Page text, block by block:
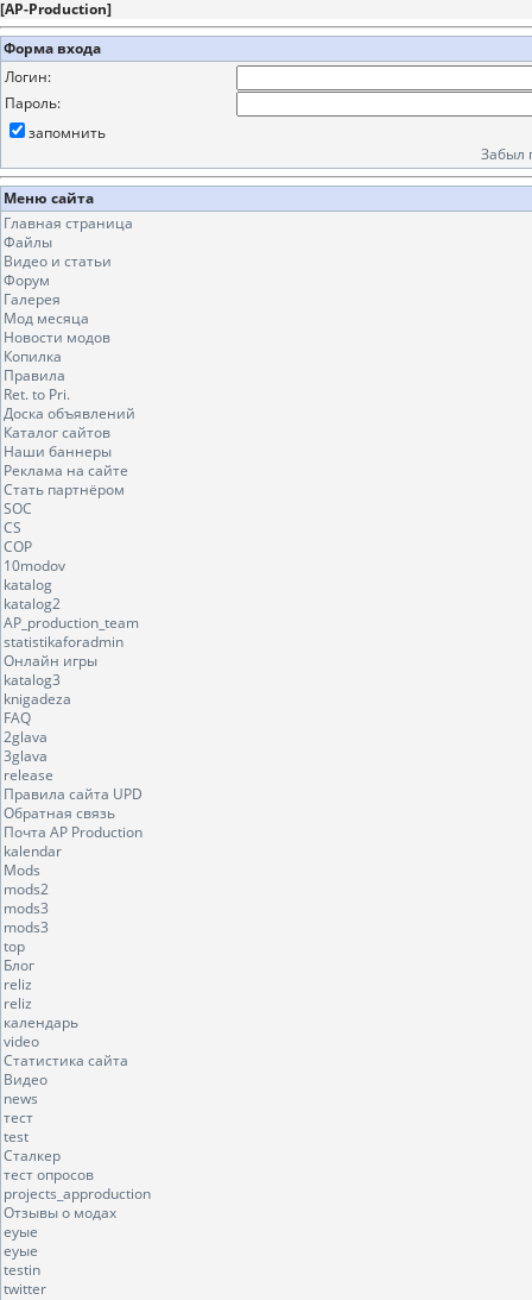
[AP-Production]
Форма входа
Логин:
Пароль:
запомнить
Забыл
Меню сайта
Главная страница
Файлы
Видео и статьи
Форум
Галерея
Мод месяца
Новости модов
Копилка
Правила
Ret. to Pri.
Доска объявлений
Каталог сайтов
Наши баннеры
Реклама на сайте
Стать партнёром
SOC
CS
COP
10modov
katalog
katalog2
AP_production_team
statistikaforadmin
Онлайн игры
katalog3
knigadeza
FAQ
2glava
3glava
release
Правила сайта UPD
Обратная связь
Почта AP Production
kalendar
Mods
mods2
mods3
mods3
top
Блог
reliz
reliz
календарь
video
Статистика сайта
Видео
news
тест
test
Сталкер
тест опросов
projects_approduction
Отзывы о модах
еуые
еуые
testin
twitter